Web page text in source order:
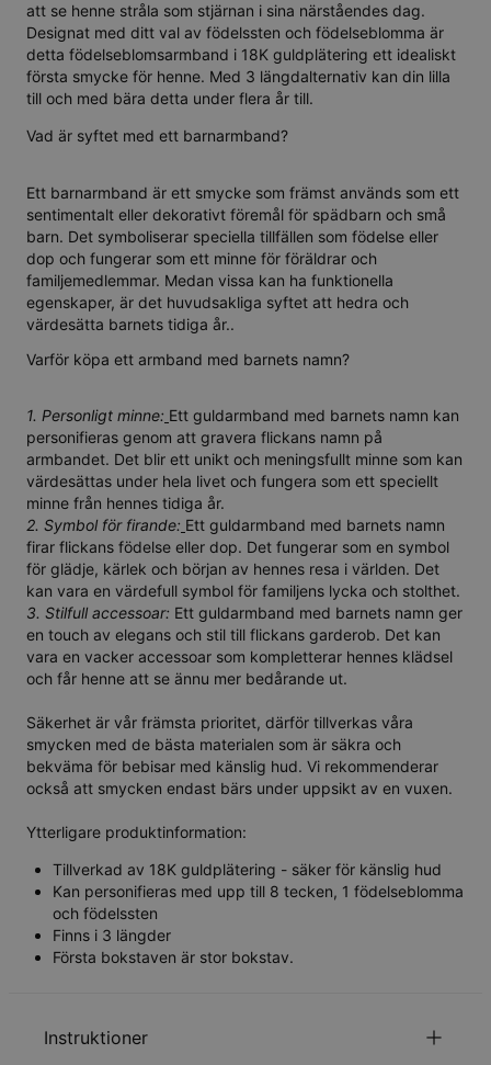
att se henne stråla som stjärnan i sina närståendes dag.
Designat med ditt val av födelssten och födelseblomma är
detta födelseblomsarmband i 18K guldplätering ett idealiskt
första smycke för henne. Med 3 längdalternativ kan din lilla
till och med bära detta under flera år till.
Vad är syftet med ett barnarmband?
Ett barnarmband är ett smycke som främst används som ett
sentimentalt eller dekorativt föremål för spädbarn och små
barn. Det symboliserar speciella tillfällen som födelse eller
dop och fungerar som ett minne för föräldrar och
familjemedlemmar. Medan vissa kan ha funktionella
egenskaper, är det huvudsakliga syftet att hedra och
värdesätta barnets tidiga år..
Varför köpa ett armband med barnets namn?
1. Personligt minne: Ett guldarmband med barnets namn kan
personifieras genom att gravera flickans namn på
armbandet. Det blir ett unikt och meningsfullt minne som kan
värdesättas under hela livet och fungera som ett speciellt
minne från hennes tidiga år.
2. Symbol för firande: Ett guldarmband med barnets namn
firar flickans födelse eller dop. Det fungerar som en symbol
för glädje, kärlek och början av hennes resa i världen. Det
kan vara en värdefull symbol för familjens lycka och stolthet.
3. Stilfull accessoar: Ett guldarmband med barnets namn ger
en touch av elegans och stil till flickans garderob. Det kan
vara en vacker accessoar som kompletterar hennes klädsel
och får henne att se ännu mer bedårande ut.
Säkerhet är vår främsta prioritet, därför tillverkas våra
smycken med de bästa materialen som är säkra och
bekväma för bebisar med känslig hud. Vi rekommenderar
också att smycken endast bärs under uppsikt av en vuxen.
Ytterligare produktinformation:
Tillverkad av 18K guldplätering - säker för känslig hud
Kan personifieras med upp till 8 tecken, 1 födelseblomma
och födelssten
Finns i 3 längder
Första bokstaven är stor bokstav.
Instruktioner